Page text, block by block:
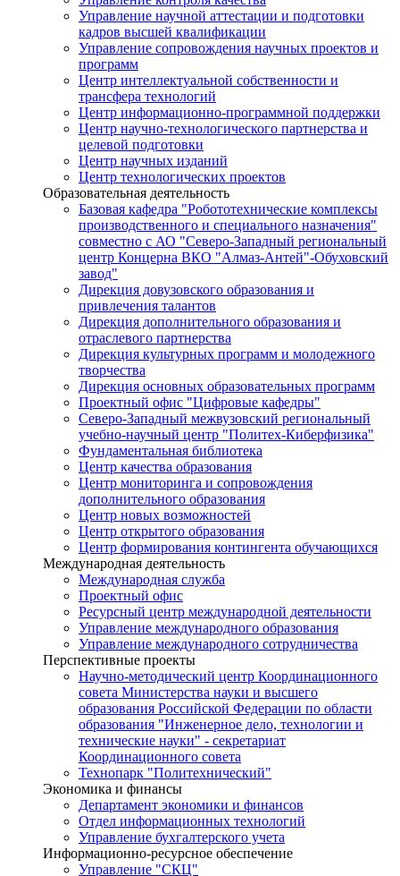
Управление научной аттестации и подготовки
кадров высшей квалификации
Управление сопровождения научных проектов и
программ
Центр интеллектуальной собственности и
трансфера технологий
Центр информационно-программной поддержки
Центр научно-технологического партнерства и
целевой подготовки
Центр научных изданий
Центр технологических проектов
Образовательная деятельность
Базовая кафедра "Робототехнические комплексы
производственного и специального назначения"
совместно с АО "Северо-Западный региональный
центр Концерна ВКО "Алмаз-Антей"-Обуховский
завод"
Дирекция довузовского образования и
привлечения талантов
Дирекция дополнительного образования и
отраслевого партнерства
Дирекция культурных программ и молодежного
творчества
Дирекция основных образовательных программ
Проектный офис "Цифровые кафедры"
Северо-Западный межвузовский региональный
учебно-научный центр "Политех-Киберфизика"
Фундаментальная библиотека
Центр качества образования
Центр мониторинга и сопровождения
дополнительного образования
Центр новых возможностей
Центр открытого образования
Центр формирования контингента обучающихся
Международная деятельность
Международная служба
Проектный офис
Ресурсный центр международной деятельности
Управление международного образования
Управление международного сотрудничества
Перспективные проекты
Научно-методический центр Координационного
совета Министерства науки и высшего
образования Российской Федерации по области
образования "Инженерное дело, технологии и
технические науки" - секретариат
Координационного совета
Технопарк "Политехнический"
Экономика и финансы
Департамент экономики и финансов
Отдел информационных технологий
Управление бухгалтерского учета
Информационно-ресурсное обеспечение
Управление "СКЦ"